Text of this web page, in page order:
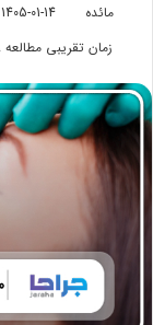
مائده 1405-01-14
زمان تقریبی مطالعه 8 دقیقه